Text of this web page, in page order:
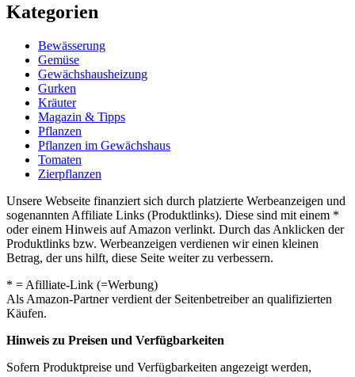
Kategorien
Bewässerung
Gemüse
Gewächshausheizung
Gurken
Kräuter
Magazin & Tipps
Pflanzen
Pflanzen im Gewächshaus
Tomaten
Zierpflanzen
Unsere Webseite finanziert sich durch platzierte Werbeanzeigen und
sogenannten Affiliate Links (Produktlinks). Diese sind mit einem *
oder einem Hinweis auf Amazon verlinkt. Durch das Anklicken der
Produktlinks bzw. Werbeanzeigen verdienen wir einen kleinen
Betrag, der uns hilft, diese Seite weiter zu verbessern.
* = Afilliate-Link (=Werbung)
Als Amazon-Partner verdient der Seitenbetreiber an qualifizierten
Käufen.
Hinweis zu Preisen und Verfügbarkeiten
Sofern Produktpreise und Verfügbarkeiten angezeigt werden,